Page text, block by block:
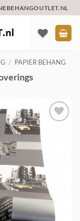
/ PAPIER BEHANG
Toevoegen
verlanglijst